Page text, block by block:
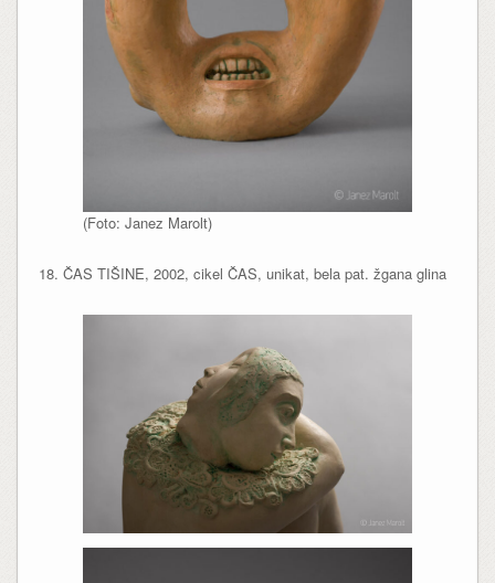
(Foto: Janez Marolt)
18. ČAS TIŠINE, 2002, cikel ČAS, unikat, bela pat. žgana glina